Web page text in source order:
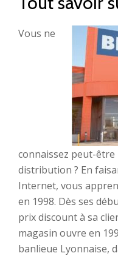
Vous ne
connaissez peut-être
distribution ? En
Internet, vous
en 1998. Dès ses
prix discount à sa
magasin ouvre en
banlieue Lyonnaise,